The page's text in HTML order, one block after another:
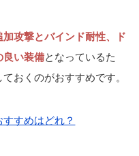
加攻撃とバインド耐性、ド
良い装備となっているた
おくのがおすすめです。
すめはどれ？